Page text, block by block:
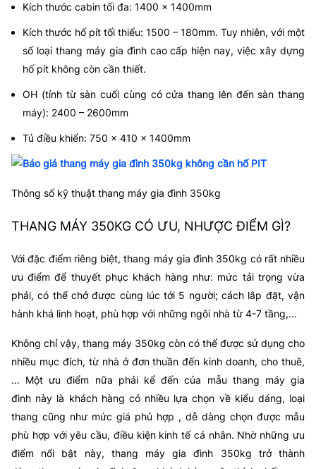
Kích thước cabin tối đa: 1400 x 1400mm
Kích thước hố pít tối thiểu: 1500 – 180mm. Tuy nhiên, với một
số loại thang máy gia đình cao cấp hiện nay, việc xây dựng
hố pít không còn cần thiết.
OH (tính từ sàn cuối cùng có cửa thang lên đến sàn thang
máy): 2400 – 2600mm
Tủ điều khiển: 750 x 410 x 1400mm
Thông số kỹ thuật thang máy gia đình 350kg
THANG MÁY 350KG CÓ ƯU, NHƯỢC ĐIỂM GÌ?
Với đặc điểm riêng biệt, thang máy gia đình 350kg có rất nhiều
ưu điểm để thuyết phục khách hàng như: mức tải trọng vừa
phải, có thể chở được cùng lúc tới 5 người; cách lắp đặt, vận
hành khá linh hoạt, phù hợp với những ngôi nhà từ 4-7 tầng,…
Không chỉ vậy, thang máy 350kg còn có thể được sử dụng cho
nhiều mục đích, từ nhà ở đơn thuần đến kinh doanh, cho thuê,
… Một ưu điểm nữa phải kể đến của mẫu thang máy gia
đình này là khách hàng có nhiều lựa chọn về kiểu dáng, loại
thang cũng như mức giá phủ hợp , dễ dàng chọn được mẫu
phù hợp với yêu cầu, điều kiện kinh tế cá nhân. Nhờ những ưu
điểm nổi bật này, thang máy gia đình 350kg trở thành